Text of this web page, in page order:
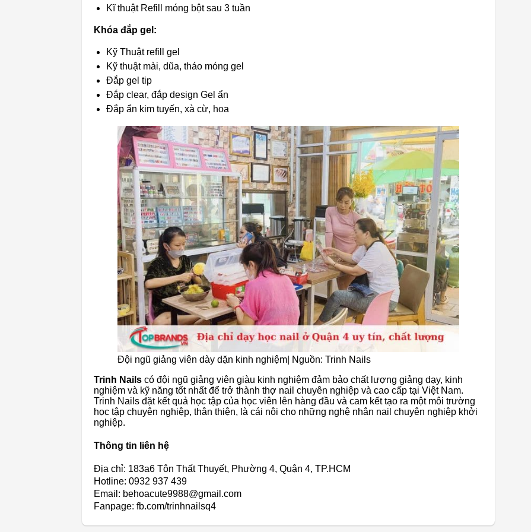
Kĩ thuật Refill móng bột sau 3 tuần
Khóa đắp gel:
Kỹ Thuật refill gel
Kỹ thuật mài, dũa, tháo móng gel
Đắp gel tip
Đắp clear, đắp design Gel ẩn
Đắp ẩn kim tuyến, xà cừ, hoa
Đội ngũ giảng viên dày dặn kinh nghiệm| Nguồn: Trinh Nails
Trinh Nails có đội ngũ giảng viên giàu kinh nghiệm đảm bảo chất lượng giảng dạy, kinh
nghiệm và kỹ năng tốt nhất để trở thành thợ nail chuyên nghiệp và cao cấp tại Việt Nam.
Trinh Nails đặt kết quả học tập của học viên lên hàng đầu và cam kết tạo ra một môi trường
học tập chuyên nghiệp, thân thiện, là cái nôi cho những nghệ nhân nail chuyên nghiệp khởi
nghiệp.
Thông tin liên hệ
Địa chỉ: 183a6 Tôn Thất Thuyết, Phường 4, Quận 4, TP.HCM
Hotline: 0932 937 439
Email: behoacute9988@gmail.com
Fanpage: fb.com/trinhnailsq4